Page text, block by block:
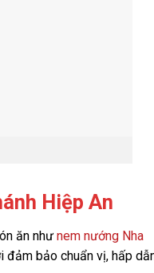
Hiệp An
ăn như nem nướng Nha
bảo chuẩn vị, hấp